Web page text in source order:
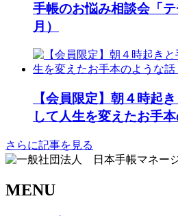
手帳のお悩み相談会「
月）
【会員限定】朝４時起
して人生を変えたお手
さらに記事を見る
MENU